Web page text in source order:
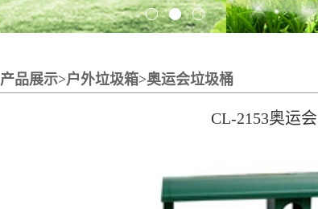
产品展示>户外垃圾箱>奥运会垃圾桶
CL-2153奥运